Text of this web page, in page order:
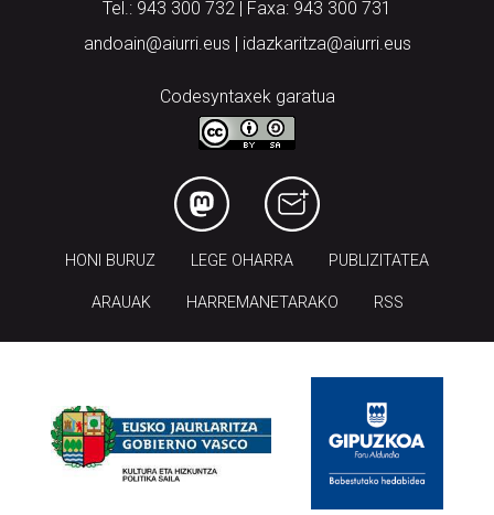
Tel.: 943 300 732 | Faxa: 943 300 731
andoain@aiurri.eus | idazkaritza@aiurri.eus
Codesyntaxek garatua
HONI BURUZ LEGE OHARRA PUBLIZITATEA
ARAUAK HARREMANETARAKO RSS